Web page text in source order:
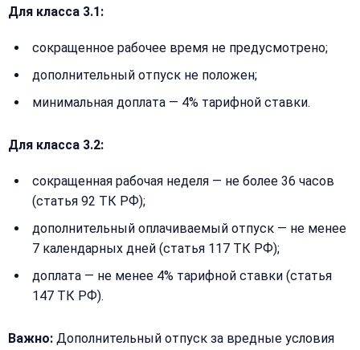
Для класса 3.1:
сокращенное рабочее время не предусмотрено;
дополнительный отпуск не положен;
минимальная доплата — 4% тарифной ставки.
Для класса 3.2:
сокращенная рабочая неделя — не более 36 часов
(статья 92 ТК РФ);
дополнительный оплачиваемый отпуск — не менее
7 календарных дней (статья 117 ТК РФ);
доплата — не менее 4% тарифной ставки (статья
147 ТК РФ).
Важно: Дополнительный отпуск за вредные условия
Сообщение:
Согласен на
персональных
данных
Получить расчёт
рассчитаем
Добавить
комментарий
Согласен на
обработку
персональных
данных
Обычно
15 минут